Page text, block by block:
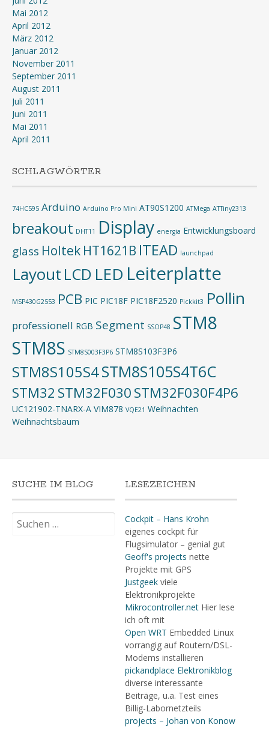
Mai 2012
April 2012
März 2012
Januar 2012
November 2011
September 2011
August 2011
Juli 2011
Juni 2011
Mai 2011
April 2011
SCHLAGWÖRTER
74HC595 Arduino Arduino Pro Mini AT90S1200 ATMega ATTiny2313
breakout DHT11 Display energia Entwicklungsboard
glass Holtek HT1621B ITEAD launchpad
Layout LCD LED Leiterplatte
MSP430G2553 PCB PIC PIC18F PIC18F2520 Pickkit3 Pollin
professionell RGB Segment SSOP48 STM8
STM8S STM8S003F3P6 STM8S103F3P6
STM8S105S4STM8S105S4T6C
STM32 STM32F030STM32F030F4P6
UC121902-TNARX-A VIM878 VQE21 Weihnachten
Weihnachtsbaum
SUCHE IM BLOG
nach:
LESEZEICHEN
Cockpit – Hans Krohn
eigenes cockpit für
Flugsimulator – genial gut
Geoff's projects nette
Projekte mit GPS
Justgeekviele
Elektronikprojekte
Mikrocontroller.netHier lese
ich oft mit
Open WRT Embedded Linux
vorrangig auf Routern/DSL-
Modems installieren
pickandplace Elektronikblog
diverse interessante
Beiträge, u.a. Test eines
Billig-Labornetzteils
projects – Johan von Konow